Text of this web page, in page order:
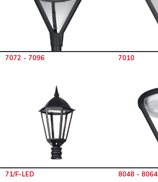
7072 - 7096 7010
71/F-LED 8048 - 8064